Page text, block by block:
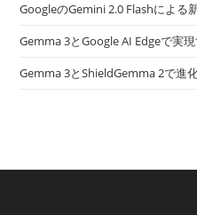
GoogleのGemini 2.0 Flashによる
Gemma 3とGoogle AI Edgeで実
Gemma 3とShieldGemma 2で進